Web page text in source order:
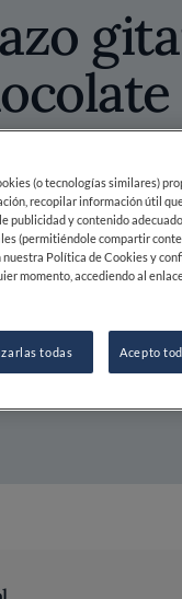
DINING LOVERS
(o tecnologías similares)
recopilar información útil
publicidad y contenido
(permitiéndole compartir
Política de Cookies y
momento, accediendo al
todas Acepto